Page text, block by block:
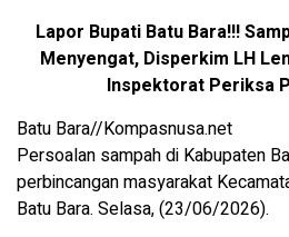
Lapor Bupati Batu Bara!!!
Menyengat, Disperkim LH
Inspektorat Periksa
Batu Bara//Kompasnusa.net
Persoalan sampah di Kabupaten
perbincangan masyarakat
Batu Bara. Selasa, (23/06/2026).